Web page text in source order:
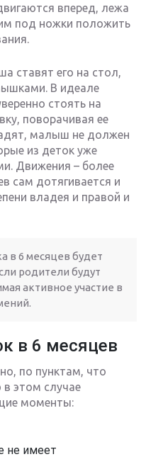
вперед, лежа
под ножки положить
ставят его на стол,
В идеале
стоять на
поворачивая ее
малыш не должен
из деток уже
Движения – более
сам дотягивается и
владея и правой и
в 6 месяцев будет
родители будут
активное участие в
в 6 месяцев
по пунктам, что
в этом случае
моменты:
не имеет